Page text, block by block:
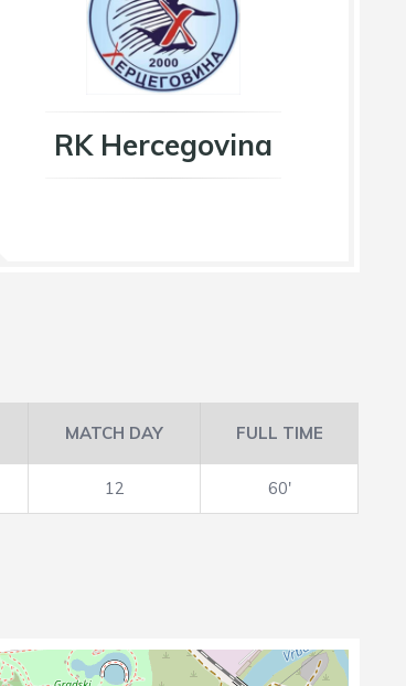
RK Hercegovina
MATCH DAY FULL TIME
12 60'